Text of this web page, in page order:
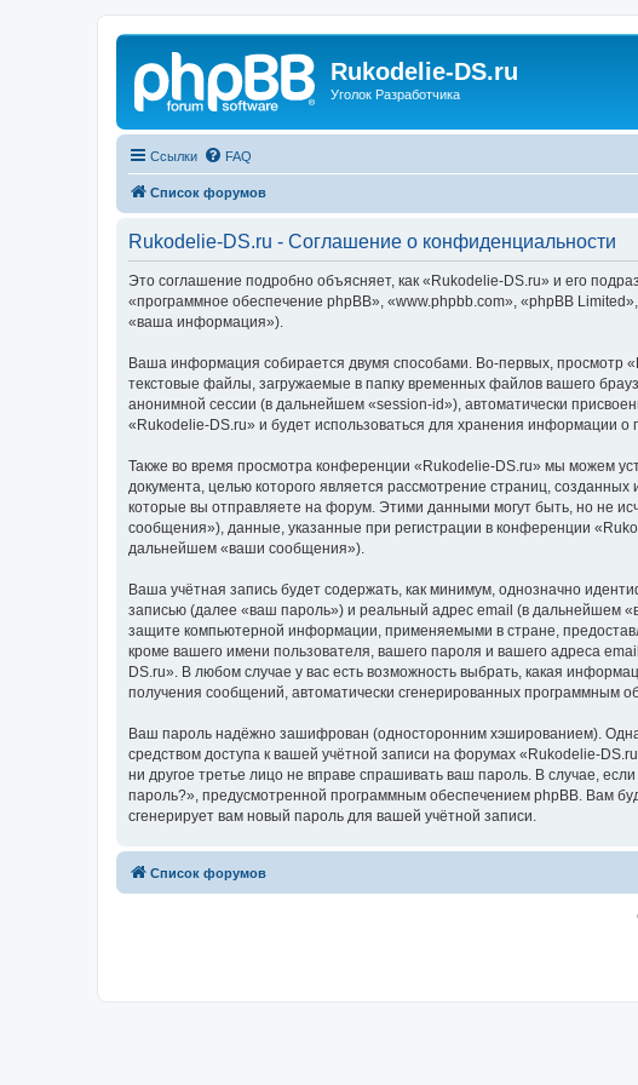
Rukodelie-DS.ru
Уголок Разработчика
Ссылки FAQ
Список форумов
Rukodelie-DS.ru - Соглашение о конфиденциальности
Это соглашение подробно объясняет, как «Rukodelie-DS.ru» и его
«программное обеспечение phpBB», «www.phpbb.com», «phpBB
«ваша информация»).
Ваша информация собирается двумя способами. Во-первых, просмотр
текстовые файлы, загружаемые в папку временных файлов вашего
анонимной сессии (в дальнейшем «session-id»), автоматически
«Rukodelie-DS.ru» и будет использоваться для хранения информации
Также во время просмотра конференции «Rukodelie-DS.ru» мы можем
документа, целью которого является рассмотрение страниц,
которые вы отправляете на форум. Этими данными могут быть, но не
сообщения»), данные, указанные при регистрации в конференции
дальнейшем «ваши сообщения»).
Ваша учётная запись будет содержать, как минимум, однозначно
записью (далее «ваш пароль») и реальный адрес email (в дальнейшем
защите компьютерной информации, применяемыми в стране,
кроме вашего имени пользователя, вашего пароля и вашего адреса
DS.ru». В любом случае у вас есть возможность выбрать, какая
получения сообщений, автоматически сгенерированных программным
Ваш пароль надёжно зашифрован (односторонним хэшированием).
средством доступа к вашей учётной записи на форумах «Rukodelie-
ни другое третье лицо не вправе спрашивать ваш пароль. В случае,
пароль?», предусмотренной программным обеспечением phpBB. Вам
сгенерирует вам новый пароль для вашей учётной записи.
Список форумов